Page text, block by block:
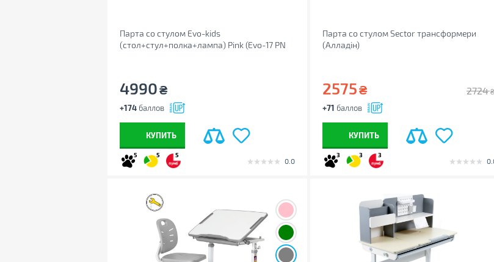
Парта со стулом Evo-kids
(стол+стул+полка+лампа) Pink (Evo-17 PN
4990₴
+174 баллов
КУПИТЬ
5 5 5
0.0
Парта со стулом Sector трансформери
(Алладін)
2575₴ 2724 ₴
+71 баллов
КУПИТЬ
3 3 3